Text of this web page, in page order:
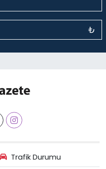
₺
Trafik Durumu